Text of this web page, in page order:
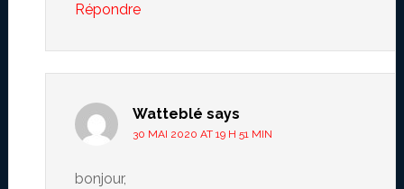
Répondre
Watteblé says
30 MAI 2020 AT 19 H 51 MIN
bonjour,